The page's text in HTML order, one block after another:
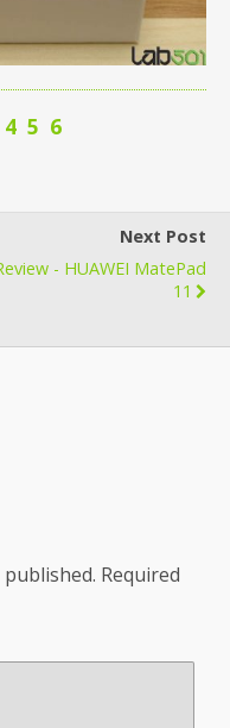
4 5 6
Next Post
- HUAWEI MatePad
11
Required